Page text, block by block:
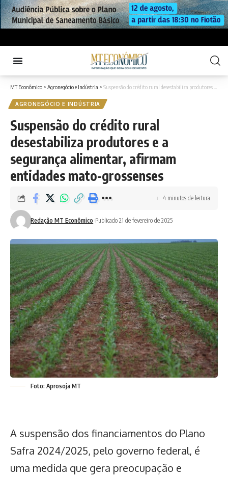
MT Econômico > Agronegócio e Indústria > Suspensão do crédito rural desestabiliza produtores e a segurança alimentar, afirmam entidades mato-grossenses
AGRONEGÓCIO E INDÚSTRIA
Suspensão do crédito rural
desestabiliza produtores e a
segurança alimentar, afirmam
entidades mato-grossenses
Redação MT Econômico Publicado 21 de fevereiro de 2025
4 minutos de leitura
Foto: Aprosoja MT
A suspensão dos financiamentos do Plano
Safra 2024/2025, pelo governo federal, é
uma medida que gera preocupação e